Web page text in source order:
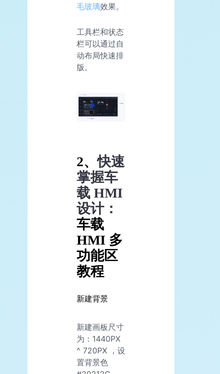
毛玻璃效果。
工具栏和状态
栏可以通过自
动布局快速排
版。
2、快速
掌握车
载 HMI
设计：
车载
HMI 多
功能区
教程
新建背景
新建画板尺寸
为：1440PX
^ 720PX ，设
置背景色